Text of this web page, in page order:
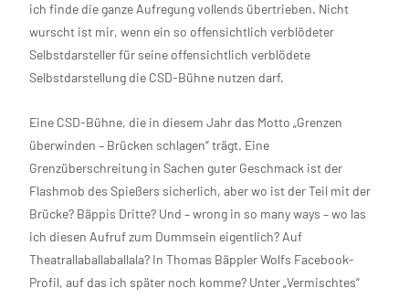
ich finde die ganze Aufregung vollends übertrieben. Nicht
wurscht ist mir, wenn ein so offensichtlich verblödeter
Selbstdarsteller für seine offensichtlich verblödete
Selbstdarstellung die CSD-Bühne nutzen darf.
Eine CSD-Bühne, die in diesem Jahr das Motto „Grenzen
überwinden – Brücken schlagen“ trägt. Eine
Grenzüberschreitung in Sachen guter Geschmack ist der
Flashmob des Spießers sicherlich, aber wo ist der Teil mit der
Brücke? Bäppis Dritte? Und – wrong in so many ways – wo las
ich diesen Aufruf zum Dummsein eigentlich? Auf
Theatrallaballaballala? In Thomas Bäppler Wolfs Facebook-
Profil, auf das ich später noch komme? Unter „Vermischtes“